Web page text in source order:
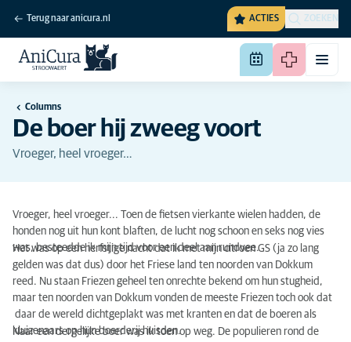
Terug naar anicura.nl ACTIES ZOEKEN
Columns
De boer hij zweeg voort
Vroeger, heel vroeger…
Vroeger, heel vroeger... Toen de fietsen vierkante wielen hadden, de
honden nog uit hun kont blaften, de lucht nog schoon en seks nog vies
was, besteedde ik mijn tijd voor een deel aan rundvee.
Het was op een herfstige nacht dat ik met mijn citroen GS (ja zo lang
gelden was dat dus) door het Friese land ten noorden van Dokkum
reed. Nu staan Friezen geheel ten onrechte bekend om hun stugheid,
maar ten noorden van Dokkum vonden de meeste Friezen toch ook dat
daar de wereld dichtgeplakt was met kranten en dat de boeren als
kluizenaars op hun boerderij huisden.
Naar een dergelijke boer was ik toen op weg. De populieren rond de